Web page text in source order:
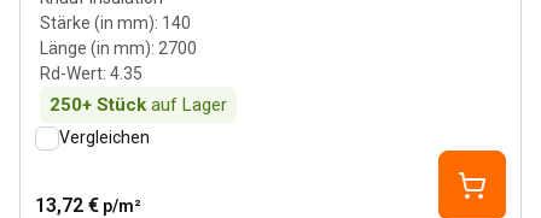
Stärke (in mm): 140
Länge (in mm): 2700
Rd-Wert: 4.35
250+ Stück auf Lager
Vergleichen
13,72 € p/m²